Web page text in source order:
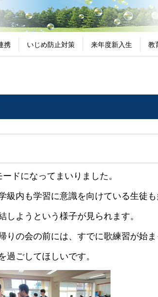
携 いじめ防止対策 来年度新入生 教
ドになってまいりました。
内も学習に意識を向けている生徒も
しようという様子が見られます。
りの会の前には、すでに歌練習が始ま
過ごしてほしいです。